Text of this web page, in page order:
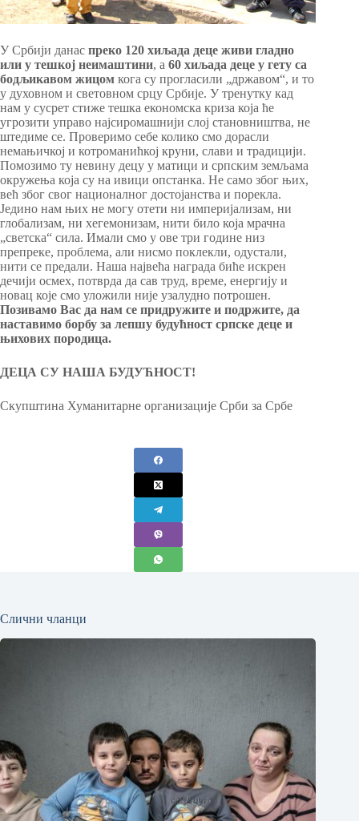
У Србији данас преко 120 хиљада деце живи гладно
или у тешкој неимаштини, а 60 хиљада деце у гету са
бодљикавом жицом кога су прогласили „државом“, и то
у духовном и световном срцу Србије. У тренутку кад
нам у сусрет стиже тешка економска криза која ће
угрозити управо најсиромашнији слој становништва, не
штедиме се. Проверимо себе колико смо дорасли
немањичкој и котроманићкој круни, слави и традицији.
Помозимо ту невину децу у матици и српским земљама
окружења која су на ивици опстанка. Не само због њих,
већ због свог националног достојанства и порекла.
Једино нам њих не могу отети ни империјализам, ни
глобализам, ни хегемонизам, нити било која мрачна
„светска“ сила. Имали смо у ове три године низ
препреке, проблема, али нисмо поклекли, одустали,
нити се предали. Наша највећа награда биће искрен
дечији осмех, потврда да сав труд, време, енергију и
новац које смо уложили није узалудно потрошен.
Позивамо Вас да нам се придружите и подржите, да
наставимо борбу за лепшу будућност српске деце и
њихових породица.
ДЕЦА СУ НАША БУДУЋНОСТ!
Скупштина Хуманитарне организације Срби за Србе
Слични чланци